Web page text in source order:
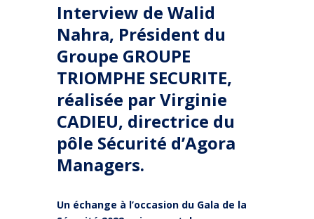
Interview de Walid
Nahra, Président du
Groupe GROUPE
TRIOMPHE SECURITE,
réalisée parVirginie
CADIEU, directrice du
pôle Sécurité d’Agora
Managers.
Un échange à l’occasion du Gala de la